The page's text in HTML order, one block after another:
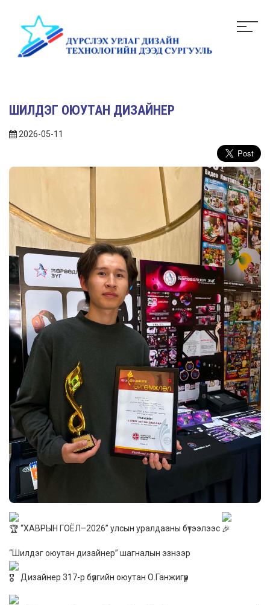
ШИЛДЭГ ОЮУТАН ДИЗАЙНЕР
2026-05-11
“ХАВРЫН ГОЁЛ–2026” улсын уралдааны бүтээлээс
“Шилдэг оюутан дизайнер” шагналын эзнээр
Дизайнер 317-р бүлгийн оюутан О.Ганжигүүр